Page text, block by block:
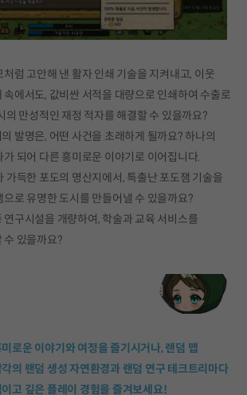
럼 고안해 낸 활자 인쇄 기술을 지켜내고, 이웃
속에서도, 값비싼 서적을 대량으로 인쇄하여 수출로
의 만성적인 재정 적자를 해결할 수 있을까요?
발명은, 어떤 사건을 초래하게 될까요? 하나의
되어 다른 흥미로운 이야기로 이어집니다.
가득한 포도의 명산지에서, 특출난 포도잼 기술을
으로 유명한 도시를 만들어낼 수 있을까요?
연구시설을 개량하여, 학술과 교육 서비스를
수 있을까요?
로운 이야기와 여정을 즐기시거나, 랜덤 맵
의 랜덤 생성 자연환경과 랜덤 연구 테크트리마다
고 깊은 플레이 경험을 즐겨보세요!